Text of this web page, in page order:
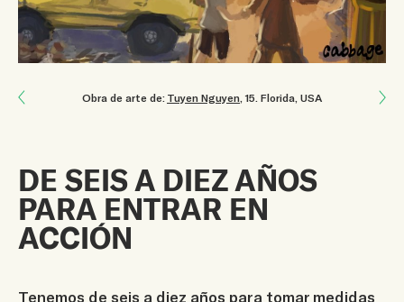
Obra de arte de: Tuyen Nguyen , 15 Florida, USA
DE SEIS A DIEZ AÑOS
PARA ENTRAR EN
ACCIÓN
Tenemos de seis a diez años para tomar medidas